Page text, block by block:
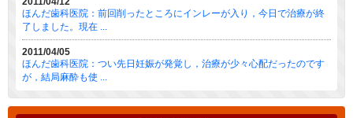
ほんだ歯科医院：前回削ったところにインレーが入り，今日で治療が終
了しました。現在 ...
2011/04/05
ほんだ歯科医院：つい先日妊娠が発覚し，治療が少々心配だったのです
が，結局麻酔も使 ...